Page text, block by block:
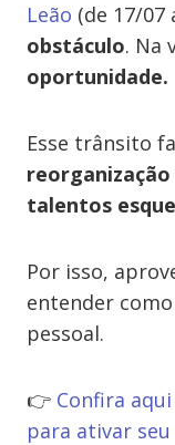
Leão (de 17/07
obstáculo. Na
oportunidade.
Esse trânsito
talentos
Por isso,
entender
pessoal.
👉 Confira
para ativar